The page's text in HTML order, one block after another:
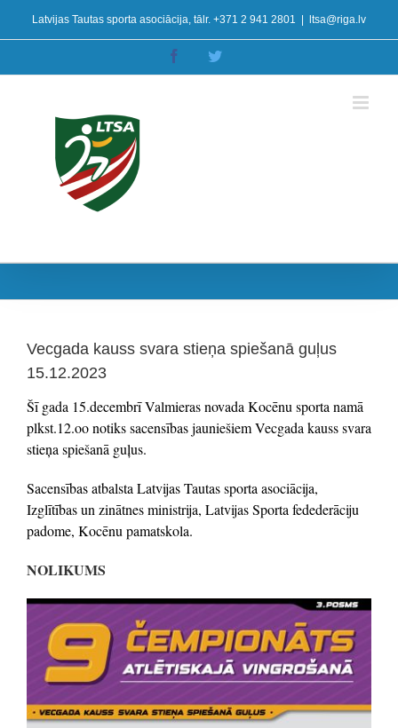
content
Latvijas Tautas sporta asociācija, tālr. +371 2 941 2801 ltsa@riga.lv
Facebook
Vecgada kauss svara stieņa spiešanā guļus
15.12.2023
Šī gada 15.decembrī Valmieras novada Kocēnu sporta namā
plkst.12.oo notiks sacensības jauniešiem Vecgada kauss svara
stieņa spiešanā guļus.
Sacensības atbalsta Latvijas Tautas sporta asociācija,
Izglītības un zinātnes ministrija, Latvijas Sporta fedederāciju
padome, Kocēnu pamatskola.
NOLIKUMS